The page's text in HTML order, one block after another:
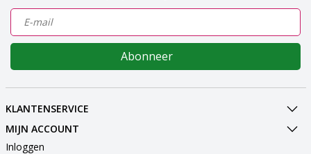
Abonneer
KLANTENSERVICE
MIJN ACCOUNT
Inloggen